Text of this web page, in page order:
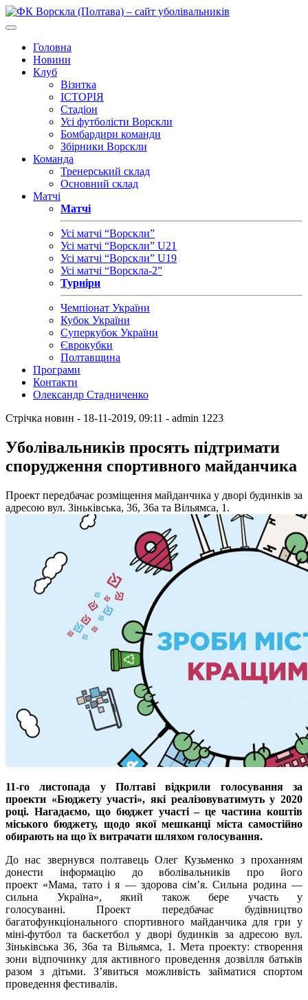
Головна
Новини
Клуб
Візитка
ІСТОРІЯ
Стадіон
Усі футболісти Ворскли
Бомбардири команди
Збірники Ворскли
Команда
Тренерський склад
Основний склад
Матчі
Матчі
Усі матчі “Ворскли”
Усі матчі “Ворскли” U21
Усі матчі “Ворскли” U19
Усі матчі “Ворскла-2”
Турніри
Чемпіонат України
Кубок України
Суперкубок України
Єврокубки
Полтавщина
Програми
Контакти
Олександр Стадниченко
Стрічка новин - 18-11-2019, 09:11 - admin 1223
Уболівальників просять підтримати
спорудження спортивного майданчика
Проект передбачає розміщення майданчика у дворі будинків за
адресою вул. Зіньківська, 36, 36а та Вільямса, 1.
11-го листопада у Полтаві відкрили голосування за
проекти «Бюджету участі», які реалізовуватимуть у 2020
році. Нагадаємо, що бюджет участі – це частина коштів
міського бюджету, щодо якої мешканці міста самостійно
обирають на що їх витрачати шляхом голосування.
До нас звернувся полтавець Олег Кузьменко з проханням
донести інформацію до вболівальників про його
проект «Мама, тато і я — здорова сім’я. Сильна родина —
сильна Україна», який також бере участь у
голосуванні. Проект передбачає будівництво
багатофункціонального спортивного майданчика для гри у
міні-футбол та баскетбол у дворі будинків за адресою вул.
Зіньківська 36, 36а та Вільямса, 1. Мета проекту: створення
зони відпочинку для активного проведення дозвілля батьків
разом з дітьми. З’явиться можливість займатися спортом
проведення фестивалів.